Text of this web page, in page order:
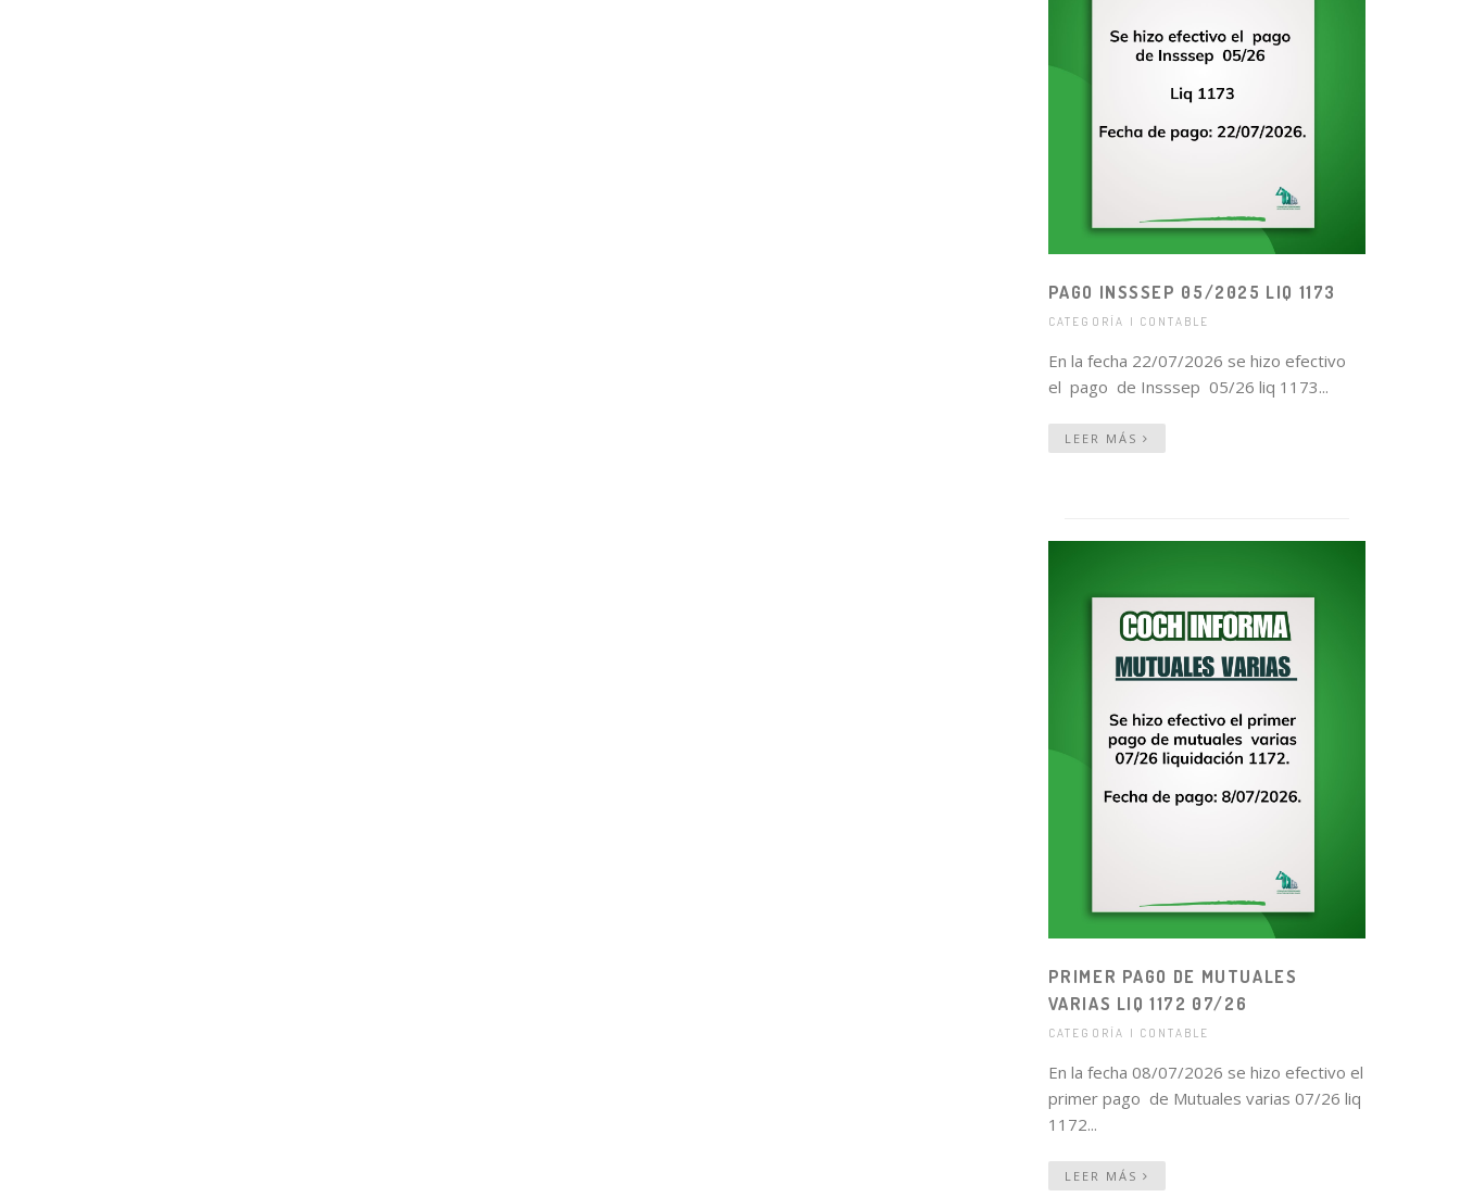
PAGO INSSSEP 05/2025 LIQ 1173
CATEGORÍA | CONTABLE
En la fecha 22/07/2026 se hizo efectivo
el pago de Insssep 05/26 liq 1173...
LEER MÁS
PRIMER PAGO DE MUTUALES
VARIAS LIQ 1172 07/26
CATEGORÍA | CONTABLE
En la fecha 08/07/2026 se hizo efectivo el
primer pago de Mutuales varias 07/26 liq
1172...
LEER MÁS